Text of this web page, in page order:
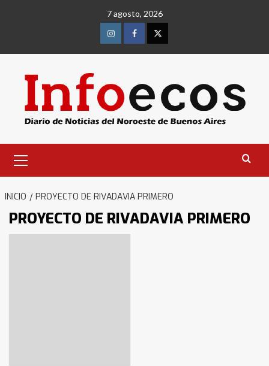
7 agosto, 2026
InstagramFacebookTwitter
primario
INICIO PROYECTO DE RIVADAVIA PRIMERO
PROYECTO DE RIVADAVIA PRIMERO